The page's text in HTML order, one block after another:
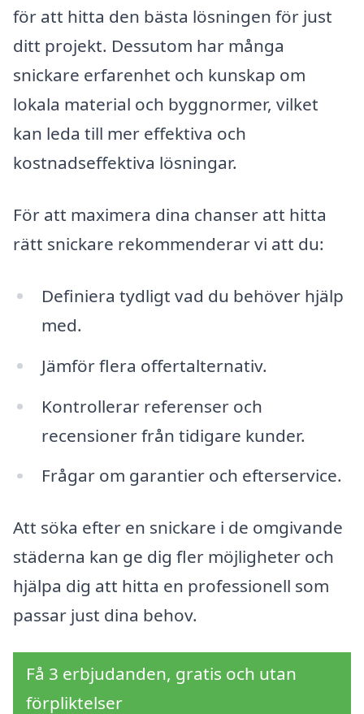
för att hitta den bästa lösningen för just
ditt projekt. Dessutom har många
snickare erfarenhet och kunskap om
lokala material och byggnormer, vilket
kan leda till mer effektiva och
kostnadseffektiva lösningar.
För att maximera dina chanser att hitta
rätt snickare rekommenderar vi att du:
Definiera tydligt vad du behöver hjälp
med.
Jämför flera offertalternativ.
Kontrollerar referenser och
recensioner från tidigare kunder.
Frågar om garantier och efterservice.
Att söka efter en snickare i de omgivande
städerna kan ge dig fler möjligheter och
hjälpa dig att hitta en professionell som
passar just dina behov.
Få 3 erbjudanden, gratis och utan
förpliktelser